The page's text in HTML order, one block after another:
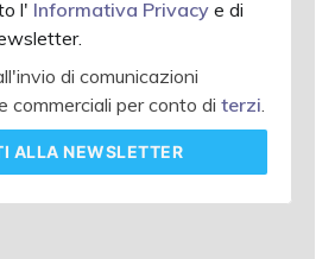
l' Informativa Privacy e di
di comunicazioni
commerciali per conto di terzi.
ALLA NEWSLETTER